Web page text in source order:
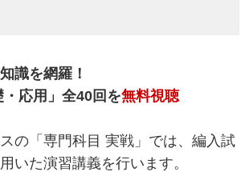
識を網羅！
・応用」全40回を無料視聴
の「専門科目 実戦」では、編入試
いた演習講義を行います。